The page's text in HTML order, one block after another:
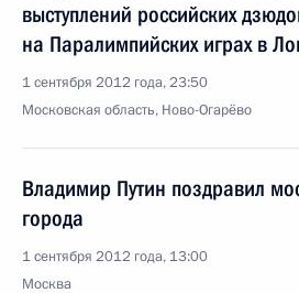
выступлений российских
на Паралимпийских играх в
1 сентября 2012 года, 23:50
Московская область, Ново-Огарёво
Владимир Путин поздравил
города
1 сентября 2012 года, 13:00
Москва